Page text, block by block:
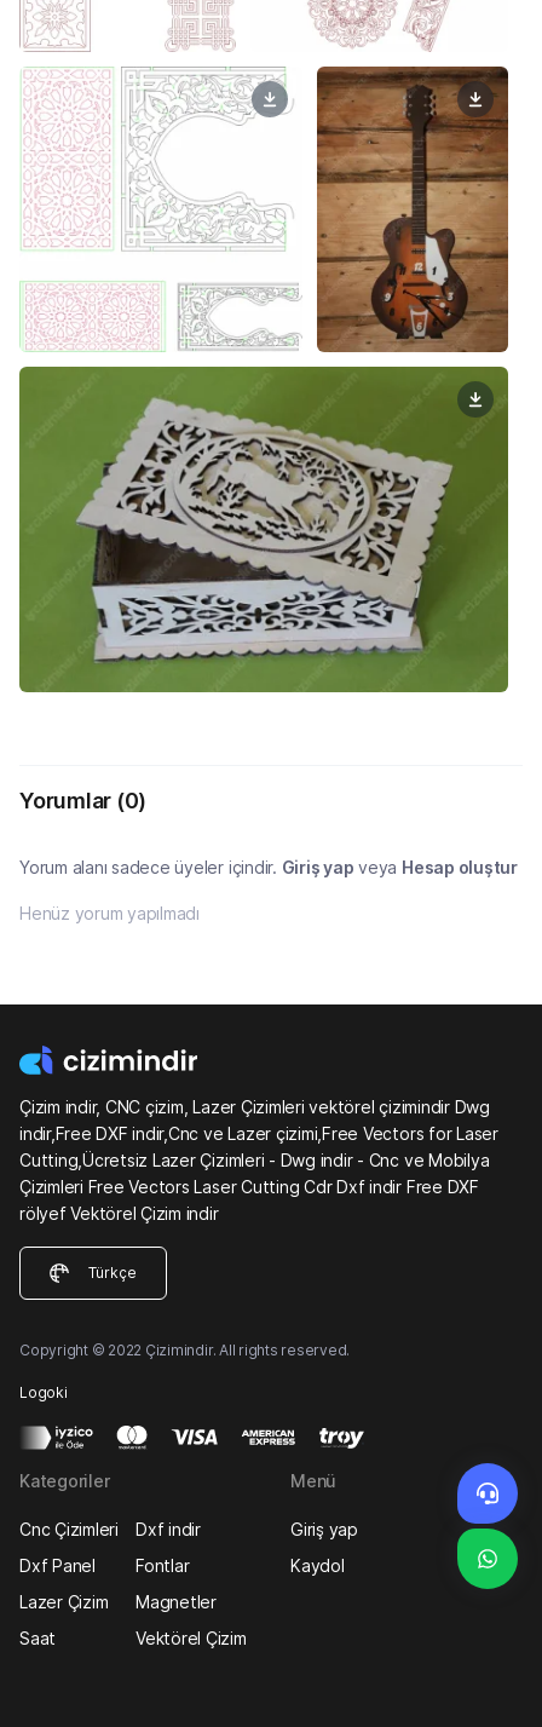
Yorumlar (0)
Yorum alanı sadece üyeler içindir. Giriş yap veya Hesap oluştur
Henüz yorum yapılmadı
Çizim indir, CNC çizim, Lazer Çizimleri vektörel çizimindir Dwg
indir,Free DXF indir,Cnc ve Lazer çizimi,Free Vectors for Laser
Cutting,Ücretsiz Lazer Çizimleri - Dwg indir - Cnc ve Mobilya
Çizimleri Free Vectors Laser Cutting Cdr Dxf indir Free DXF
rölyef Vektörel Çizim indir
Türkçe
Copyright © 2022 Çizimindir. All rights reserved.
Logoki
Kategoriler
Cnc Çizimleri
Dxf indir
Dxf Panel
Fontlar
Lazer Çizim
Magnetler
Saat
Vektörel Çizim
Menü
Giriş yap
Kaydol